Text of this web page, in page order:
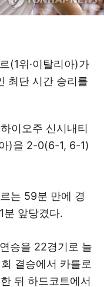
(1위·이탈리아)가
최단 시간 승리를
이오주 신시내티
)을 2-0(6-1, 6-1)
는 59분 만에 경
분 앞당겼다.
승을 22경기로 늘
결승에서 카를로
뒤 하드코트에서